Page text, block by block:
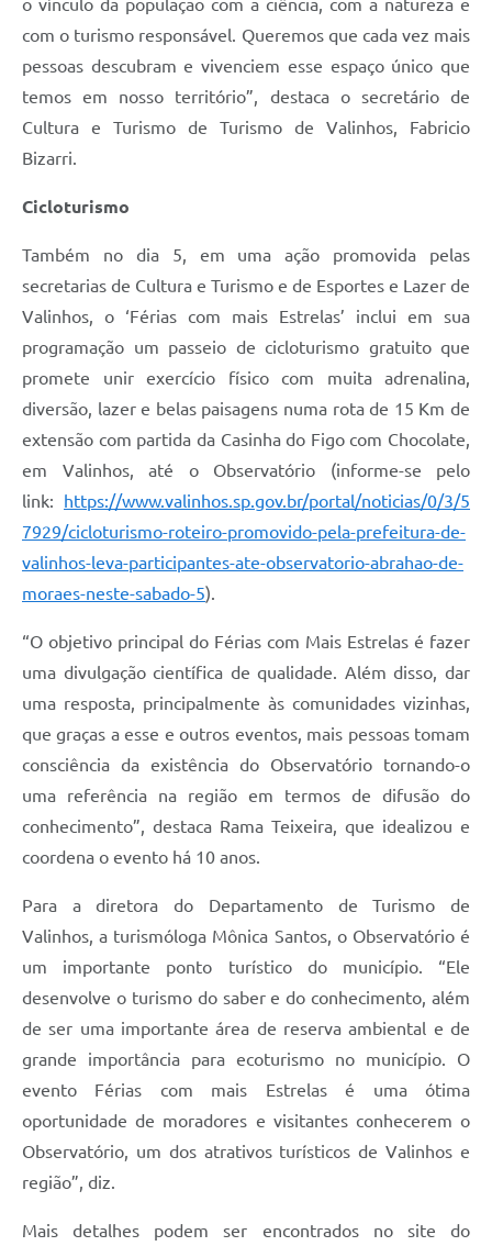
com o turismo responsável. Queremos que cada vez mais
pessoas descubram e vivenciem esse espaço único que
temos em nosso território”, destaca o secretário de
Cultura e Turismo de Turismo de Valinhos, Fabricio
Bizarri.
Cicloturismo
Também no dia 5, em uma ação promovida pelas
secretarias de Cultura e Turismo e de Esportes e Lazer de
Valinhos, o ‘Férias com mais Estrelas’ inclui em sua
programação um passeio de cicloturismo gratuito que
promete unir exercício físico com muita adrenalina,
diversão, lazer e belas paisagens numa rota de 15 Km de
extensão com partida da Casinha do Figo com Chocolate,
em Valinhos, até o Observatório (informe-se pelo
link: https://www.valinhos.sp.gov.br/portal/noticias/0/3/5
7929/cicloturismo-roteiro-promovido-pela-prefeitura-de-
valinhos-leva-participantes-ate-observatorio-abrahao-de-
moraes-neste-sabado-5).
“O objetivo principal do Férias com Mais Estrelas é fazer
uma divulgação científica de qualidade. Além disso, dar
uma resposta, principalmente às comunidades vizinhas,
que graças a esse e outros eventos, mais pessoas tomam
consciência da existência do Observatório tornando-o
uma referência na região em termos de difusão do
conhecimento”, destaca Rama Teixeira, que idealizou e
coordena o evento há 10 anos.
Para a diretora do Departamento de Turismo de
Valinhos, a turismóloga Mônica Santos, o Observatório é
um importante ponto turístico do município. “Ele
desenvolve o turismo do saber e do conhecimento, além
de ser uma importante área de reserva ambiental e de
grande importância para ecoturismo no município. O
evento Férias com mais Estrelas é uma ótima
oportunidade de moradores e visitantes conhecerem o
Observatório, um dos atrativos turísticos de Valinhos e
região”, diz.
Mais detalhes podem ser encontrados no site do